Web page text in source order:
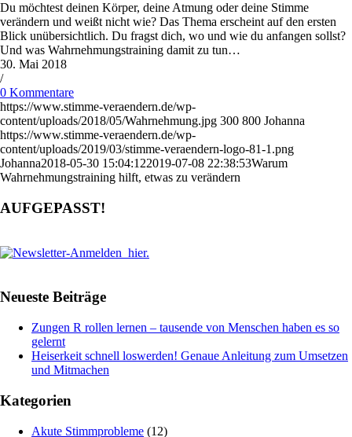
Du möchtest deinen Körper, deine Atmung oder deine Stimme
verändern und weißt nicht wie? Das Thema erscheint auf den ersten
Blick unübersichtlich. Du fragst dich, wo und wie du anfangen sollst?
Und was Wahrnehmungstraining damit zu tun…
30. Mai 2018
/
0 Kommentare
https://www.stimme-veraendern.de/wp-
content/uploads/2018/05/Wahrnehmung.jpg 300 800 Johanna
https://www.stimme-veraendern.de/wp-
content/uploads/2019/03/stimme-veraendern-logo-81-1.png
Johanna2018-05-30 15:04:122019-07-08 22:38:53Warum
Wahrnehmungstraining hilft, etwas zu verändern
AUFGEPASST!
Neueste Beiträge
Zungen R rollen lernen – tausende von Menschen haben es so
gelernt
Heiserkeit schnell loswerden! Genaue Anleitung zum Umsetzen
und Mitmachen
Kategorien
Akute Stimmprobleme (12)